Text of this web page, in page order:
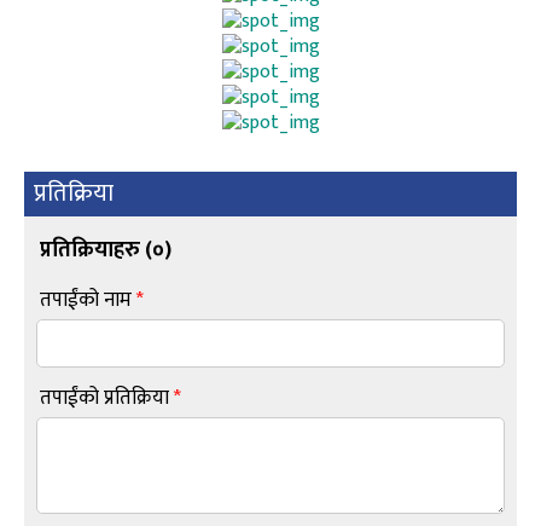
प्रतिक्रिया
प्रतिक्रियाहरु (०)
तपाईंको नाम*
तपाईंको प्रतिक्रिया*